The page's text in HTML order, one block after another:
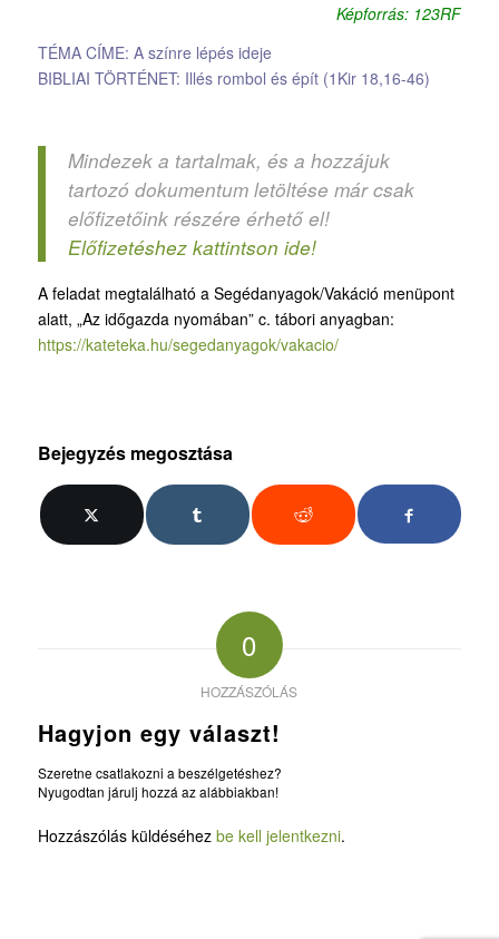
Képforrás: 123RF
TÉMA CÍME: A színre lépés ideje
BIBLIAI TÖRTÉNET: Illés rombol és épít (1Kir 18,16-46)
Mindezek a tartalmak, és a hozzájuk
tartozó dokumentum letöltése már csak
előfizetőink részére érhető el!
Előfizetéshez kattintson ide!
A feladat megtalálható a Segédanyagok/Vakáció menüpont
alatt, „Az időgazda nyomában” c. tábori anyagban:
https://kateteka.hu/segedanyagok/vakacio/
Bejegyzés megosztása
0
HOZZÁSZÓLÁS
Hagyjon egy választ!
Szeretne csatlakozni a beszélgetéshez?
Nyugodtan járulj hozzá az alábbiakban!
Hozzászólás küldéséhez be kell jelentkezni.